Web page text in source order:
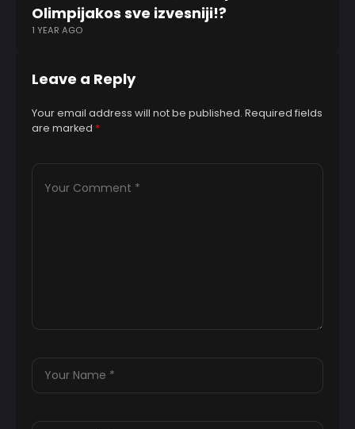
Olimpijakos sve izvesniji!?
1 YEAR AGO
Leave a Reply
Your email address will not be published. Required fields
are marked *